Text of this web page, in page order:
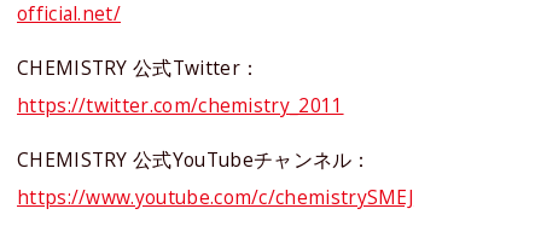
official.net/
CHEMISTRY 公式Twitter：
https://twitter.com/chemistry_2011
CHEMISTRY 公式YouTubeチャンネル：
https://www.youtube.com/c/chemistrySMEJ